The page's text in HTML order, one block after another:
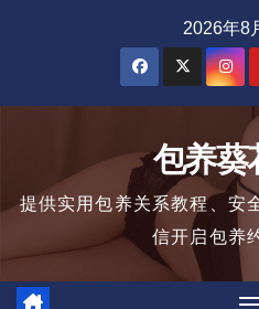
2026年8
包养葵
提供实用包养关系教程、安
信开启包养